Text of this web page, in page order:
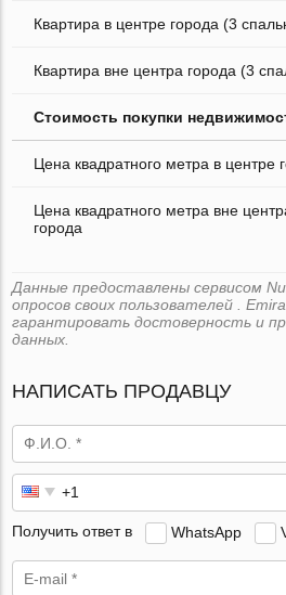
Квартира в центре города (3
Квартира вне центра города (3
Стоимость покупки
Цена квадратного метра в центре
Цена квадратного метра вне
города
Данные предоставлены сервисом
опросов своих пользователей .
гарантировать достоверность и
данных.
НАПИСАТЬ ПРОДАВЦУ
Получить ответ в WhatsApp